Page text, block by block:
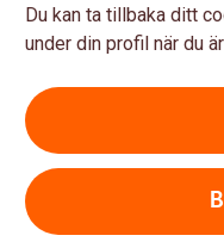
i din
Du kan ta tillbaka ditt
under din profil när du